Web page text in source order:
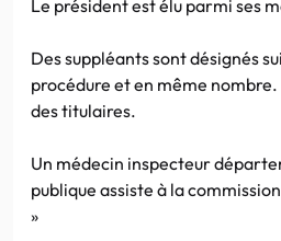
Le président est élu parmi ses
Des suppléants sont désignés
procédure et en même nombre.
des titulaires.
Un médecin inspecteur
publique assiste à la
»